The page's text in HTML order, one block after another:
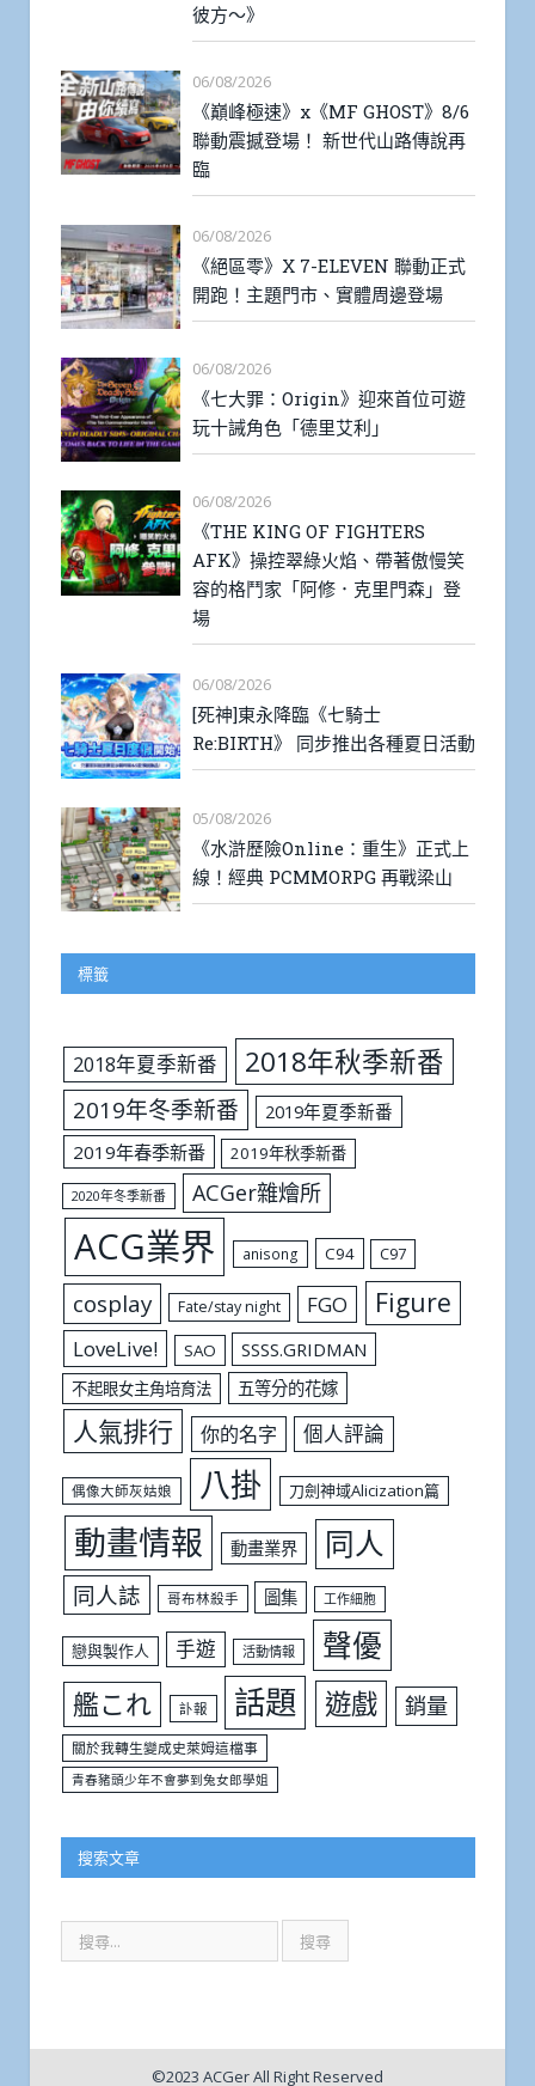
彼方～》
06/08/2026
《巔峰極速》x《MF GHOST》8/6
聯動震撼登場！ 新世代山路傳說再
臨
06/08/2026
《絕區零》X 7-ELEVEN 聯動正式
開跑！主題門市、實體周邊登場
06/08/2026
《七大罪：Origin》迎來首位可遊
玩十誡角色「德里艾利」
06/08/2026
《THE KING OF FIGHTERS
AFK》操控翠綠火焰、帶著傲慢笑
容的格鬥家「阿修．克里門森」登
場
06/08/2026
[死神]東永降臨《七騎士
Re:BIRTH》 同步推出各種夏日活動
05/08/2026
《水滸歷險Online：重生》正式上
線！經典 PCMMORPG 再戰梁山
標籤
2018年夏季新番 2018年秋季新番
2019年冬季新番
2019年夏季新番
2019年春季新番
2019年秋季新番
2020年冬季新番 ACGer雜燴所
ACG業界 anisong C94 C97
cosplay Fate/stay night FGO Figure
LoveLive! SAO SSSS.GRIDMAN
不起眼女主角培育法 五等分的花嫁
人氣排行 你的名字 個人評論
偶像大師灰姑娘 八掛 刀劍神域Alicization篇
動畫情報 動畫業界 同人
同人誌 哥布林殺手 圖集 工作細胞
戀與製作人 手遊 活動情報 聲優
艦これ 訃報 話題 遊戲 銷量
關於我轉生變成史萊姆這檔事
青春豬頭少年不會夢到兔女郎學姐
搜索文章
©2023 ACGer All Right Reserved